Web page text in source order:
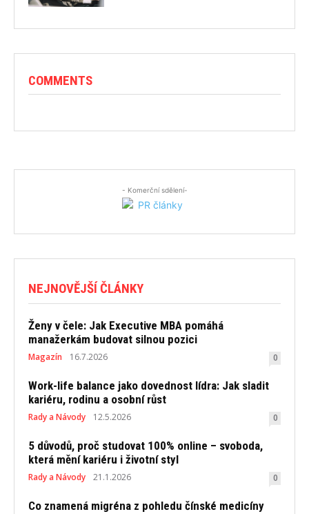
COMMENTS
- Komerční sdělení-
NEJNOVĚJŠÍ ČLÁNKY
Ženy v čele: Jak Executive MBA pomáhá
manažerkám budovat silnou pozici
Magazín 16.7.2026 0
Work-life balance jako dovednost lídra: Jak sladit
kariéru, rodinu a osobní růst
Rady a Návody 12.5.2026 0
5 důvodů, proč studovat 100% online – svoboda,
která mění kariéru i životní styl
Rady a Návody 21.1.2026 0
Co znamená migréna z pohledu čínské medicíny